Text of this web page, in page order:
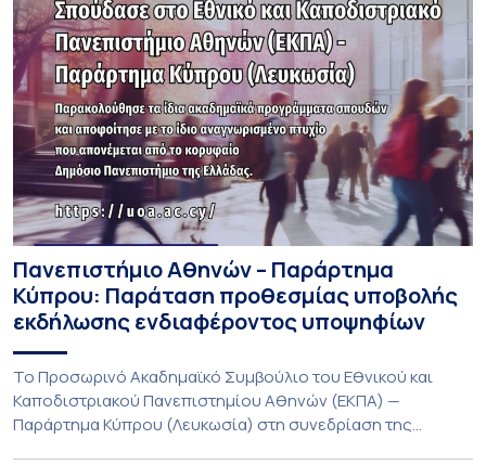
Πανεπιστήμιο Αθηνών – Παράρτημα
Κύπρου: Παράταση προθεσμίας υποβολής
εκδήλωσης ενδιαφέροντος υποψηφίων
Το Προσωρινό Ακαδημαϊκό Συμβούλιο του Εθνικού και
Καποδιστριακού Πανεπιστημίου Αθηνών (ΕΚΠΑ) —
Παράρτημα Κύπρου (Λευκωσία) στη συνεδρίαση της